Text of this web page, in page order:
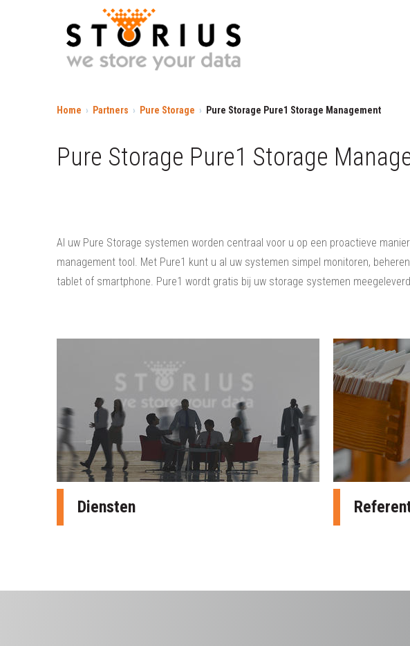
Home Partners Pure Storage Pure Storage Pure1 Storage Management
Pure Storage Pure1 Storage
Al uw Pure Storage systemen worden centraal voor u op een proactieve
management tool. Met Pure1 kunt u al uw systemen simpel monitoren,
tablet of smartphone. Pure1 wordt gratis bij uw storage systemen meegeleverd.
Diensten